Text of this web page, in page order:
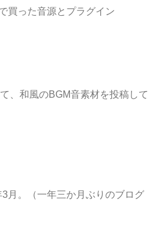
買った音源とプラグイン
、和風のBGM音素材を投稿して
3月。（一年三か月ぶりのブログ